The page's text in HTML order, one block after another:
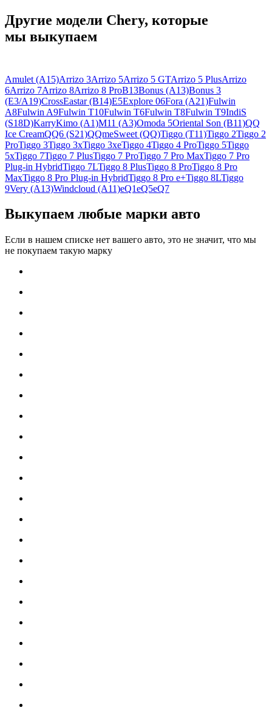
Другие модели Chery, которые
мы выкупаем
Amulet (A15)Arrizo 3Arrizo 5Arrizo 5 GTArrizo 5 PlusArrizo
6Arrizo 7Arrizo 8Arrizo 8 ProB13Bonus (A13)Bonus 3
(E3/A19)CrossEastar (B14)E5Explore 06Fora (A21)Fulwin
A8Fulwin A9Fulwin T10Fulwin T6Fulwin T8Fulwin T9IndiS
(S18D)KarryKimo (A1)M11 (A3)Omoda 5Oriental Son (B11)QQ
Ice CreamQQ6 (S21)QQmeSweet (QQ)Tiggo (T11)Tiggo 2Tiggo 2
ProTiggo 3Tiggo 3xTiggo 3xeTiggo 4Tiggo 4 ProTiggo 5Tiggo
5xTiggo 7Tiggo 7 PlusTiggo 7 ProTiggo 7 Pro MaxTiggo 7 Pro
Plug-in HybridTiggo 7LTiggo 8 PlusTiggo 8 ProTiggo 8 Pro
MaxTiggo 8 Pro Plug-in HybridTiggo 8 Pro e+Tiggo 8LTiggo
9Very (A13)Windcloud (A11)eQ1eQ5eQ7
Выкупаем любые марки авто
Если в нашем списке нет вашего авто, это не значит, что мы
не покупаем такую марку